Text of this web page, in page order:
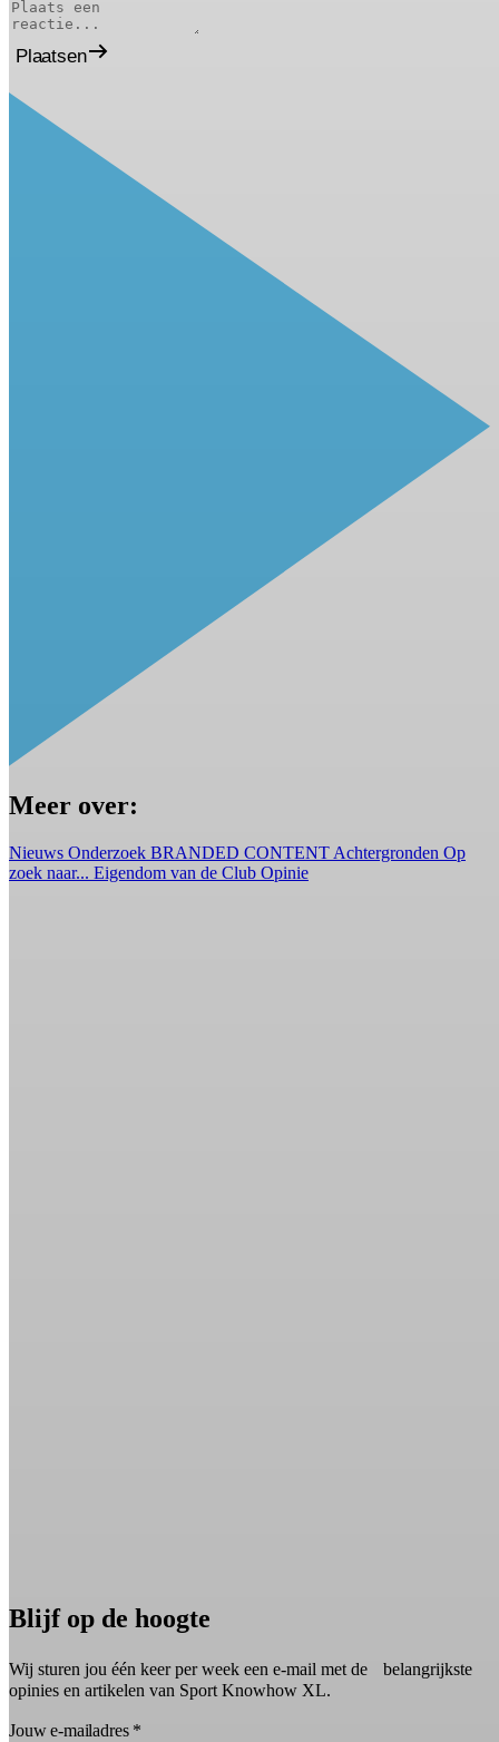
Plaatsen
Meer over:
Nieuws Onderzoek BRANDED CONTENT Achtergronden Op
zoek naar... Eigendom van de Club Opinie
Blijf op de hoogte
Wij sturen jou één keer per week een e-mail met de belangrijkste
opinies en artikelen van Sport Knowhow XL.
Jouw e-mailadres *